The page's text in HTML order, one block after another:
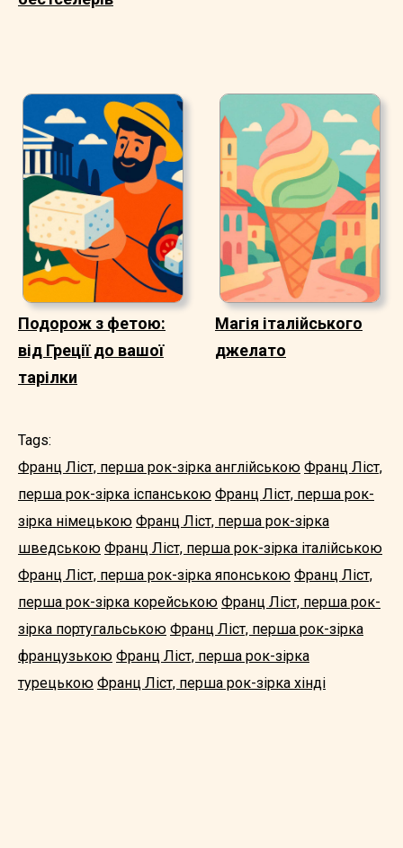
Подорож з фетою:
від Греції до вашої
тарілки
Магія італійського
джелато
Tags:
Франц Ліст, перша рок-зірка англійською Франц Ліст,
перша рок-зірка іспанською Франц Ліст, перша рок-
зірка німецькою Франц Ліст, перша рок-зірка
шведською Франц Ліст, перша рок-зірка італійською
Франц Ліст, перша рок-зірка японською Франц Ліст,
перша рок-зірка корейською Франц Ліст, перша рок-
зірка португальською Франц Ліст, перша рок-зірка
французькою Франц Ліст, перша рок-зірка
турецькою Франц Ліст, перша рок-зірка хінді